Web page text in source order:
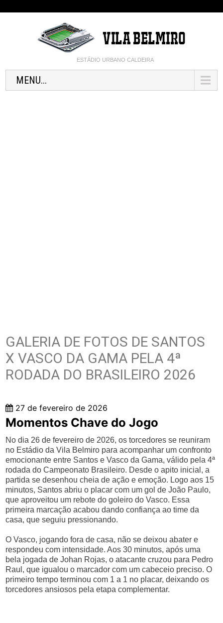
ESTÁDIO URBANO CALDEIRA
MENU...
GALERIA DE FOTOS DE SANTOS
X VASCO DA GAMA PELA 4ª
RODADA DO BRASILEIRO 2026
27 de fevereiro de 2026
Momentos Chave do Jogo
No dia 26 de fevereiro de 2026, os torcedores se reuniram
no Estádio da Vila Belmiro para acompanhar um confronto
emocionante entre Santos e Vasco da Gama, válido pela 4ª
rodada do Campeonato Brasileiro. Desde o apito inicial, a
partida se desenhou cheia de ação e emoção. Logo aos 15
minutos, Santos abriu o placar com um gol de João Paulo,
que aproveitou um rebote do goleiro do Vasco. Essa
primeira marcação acabou dando confiança ao time da
casa, que seguiu pressionando.
O Vasco, jogando fora de casa, não se deixou abater e
respondeu com intensidade. Aos 30 minutos, após uma
bela jogada de Johan Rojas, o atacante cruzou para Pedro
Raul, que igualou o marcador com um cabeceio preciso. O
primeiro tempo terminou com 1 a 1 no placar, deixando os
torcedores ansiosos pela etapa complementar.